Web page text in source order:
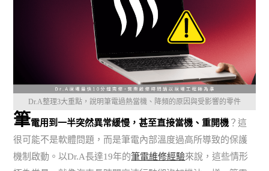
Dr.A整理3大重點，說明筆電過熱當機、降頻的原因與受影響的零件
筆電用到一半突然異常緩慢，甚至直接當機、重開機 ？這
很可能不是軟體問題，而是筆電內部溫度過高所導致的保護
機制啟動。以Dr.A長達19年的筆電維修經驗來說，這些情形